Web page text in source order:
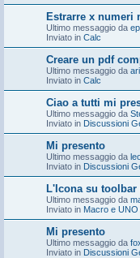
Estrarre x numeri
Ultimo messaggio da
Inviato in Calc
Creare un pdf
Ultimo messaggio da
Inviato in Calc
Ciao a tutti mi
Ultimo messaggio da
Inviato in Discussioni
Mi presento
Ultimo messaggio da
Inviato in Discussioni
L'Icona su toolbar
Ultimo messaggio da
Inviato in Macro e UNO
Mi presento
Ultimo messaggio da
Inviato in Discussioni